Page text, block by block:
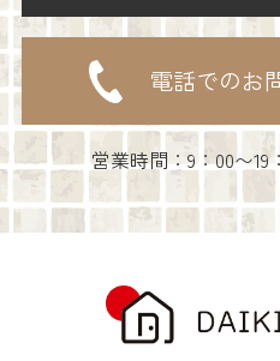
電話でのお
営業時間：9：00〜19